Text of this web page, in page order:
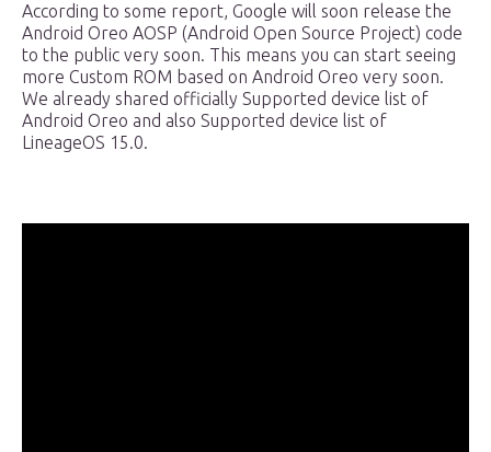
According to some report, Google will soon release the
Android Oreo AOSP (Android Open Source Project) code
to the public very soon. This means you can start seeing
more Custom ROM based on Android Oreo very soon.
We already shared officially Supported device list of
Android Oreo and also Supported device list of
LineageOS 15.0.